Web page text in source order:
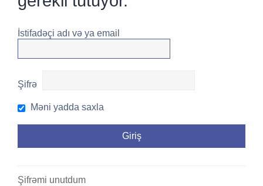
İstifadəçi adı və ya email
Şifrə
Məni yadda saxla
Şifrəmi unutdum